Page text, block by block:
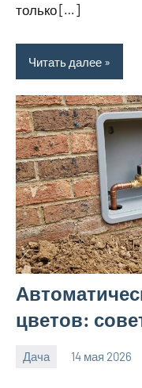
только […]
Читать далее
цветов:
Дача 14 мая 2026
calvinken_co